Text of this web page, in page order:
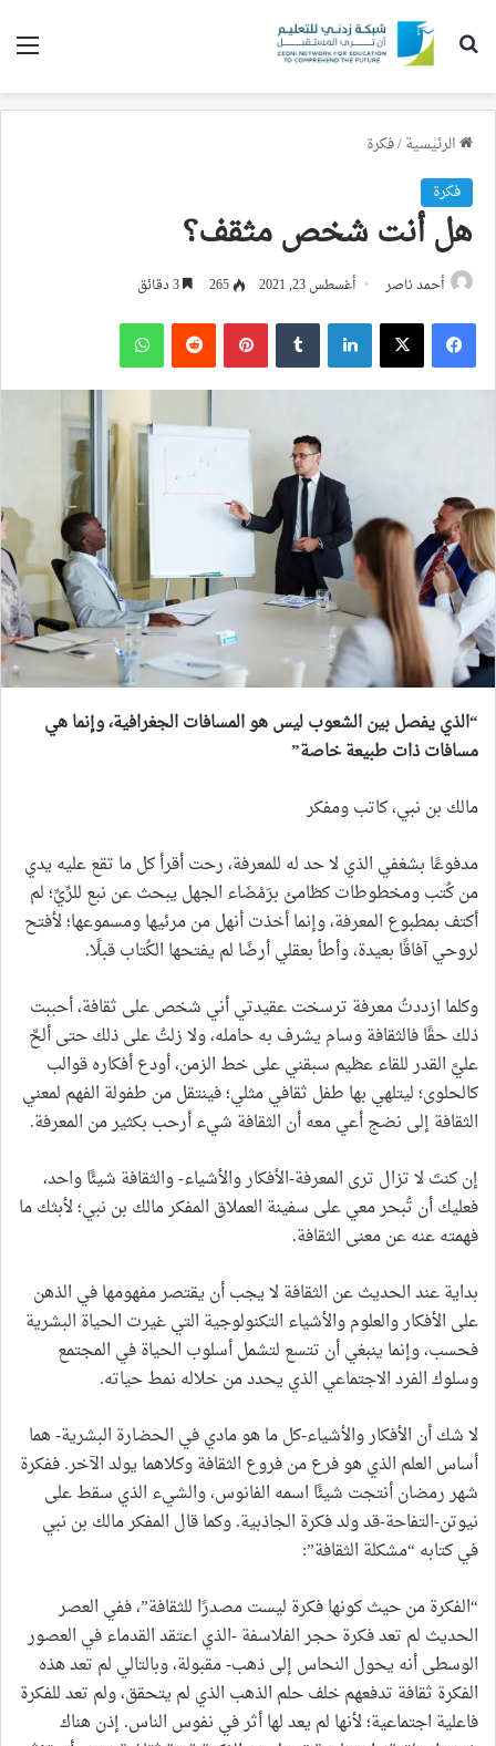
بحث عن
الرئيسية/فكرة
فكرة
هل أنت شخص مثقف؟
أحمد ناصر أغسطس 23, 2021 265
فيسبوك ‫X لينكدإن بينتيريست واتساب
“الذي يفصل بين الشعوب ليس هو المسافات الجغرافية، وإنما هي
مسافات ذات طبيعة خاصة”
مالك بن نبي، كاتب ومفكر
مدفوعًا بشغفي الذي لا حد له للمعرفة، رحت أقرأ كل ما تقع عليه يدي
من كُتب ومخطوطات كظامئ برَمْضَاء الجهل يبحث عن نبع للرِّيِّ؛ لم
أكتف بمطبوع المعرفة، وإنما أخذت أنهل من مرئيها ومسموعها؛ لأفتح
لروحي آفاقًا بعيدة، وأطأ بعقلي أرضًا لم يفتحها الكُتاب قبلًا.
وكلما ازددتُ معرفة ترسخت عقيدتي أني شخص على ثقافة، أحببت
ذلك حقًا فالثقافة وسام يشرف به حامله، ولا زلتُ على ذلك حتى ألحَّ
عليَّ القدر للقاء عظيم سبقني على خط الزمن، أودع أفكاره قوالب
كالحلوى؛ ليتلهي بها طفل ثقافي مثلي؛ فينتقل من طفولة الفهم لمعني
الثقافة إلى نضج أعي معه أن الثقافة شيء أرحب بكثير من المعرفة.
إن كنتَ لا تزال ترى المعرفة-الأفكار والأشياء- والثقافة شيئًا واحد،
فعليك أن تُبحر معي على سفينة العملاق المفكر مالك بن نبي؛ لأبثك ما
فهمته عنه عن معنى الثقافة.
بداية عند الحديث عن الثقافة لا يجب أن يقتصر مفهومها في الذهن
على الأفكار والعلوم والأشياء التكنولوجية التي غيرت الحياة البشرية
فحسب، وإنما ينبغي أن تتسع لتشمل أسلوب الحياة في المجتمع
وسلوك الفرد الاجتماعي الذي يحدد من خلاله نمط حياته.
لا شك أن الأفكار والأشياء-كل ما هو مادي في الحضارة البشرية- هما
أساس العلم الذي هو فرع من فروع الثقافة وكلاهما يولد الآخر. ففكرة
شهر رمضان أنتجت شيئًا اسمه الفانوس، والشيء الذي سقط على
نيوتن-التفاحة-قد ولد فكرة الجاذبية. وكما قال المفكر مالك بن نبي
في كتابه “مشكلة الثقافة”:
“الفكرة من حيث كونها فكرة ليست مصدرًا للثقافة”، ففي العصر
الحديث لم تعد فكرة حجر الفلاسفة -الذي اعتقد القدماء في العصور
الوسطى أنه يحول النحاس إلى ذهب- مقبولة، وبالتالي لم تعد هذه
الفكرة ثقافة تدفعهم خلف حلم الذهب الذي لم يتحقق، ولم تعد للفكرة
فاعلية اجتماعية؛ لأنها لم يعد لها أثر في نفوس الناس. إذن هناك